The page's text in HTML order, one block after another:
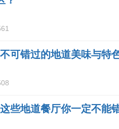
可错过的地道美味与特
些地道餐厅你一定不能